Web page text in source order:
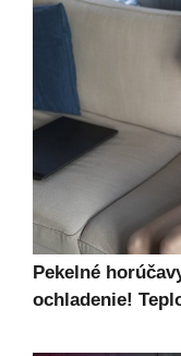
Pekelné
ochladenie!